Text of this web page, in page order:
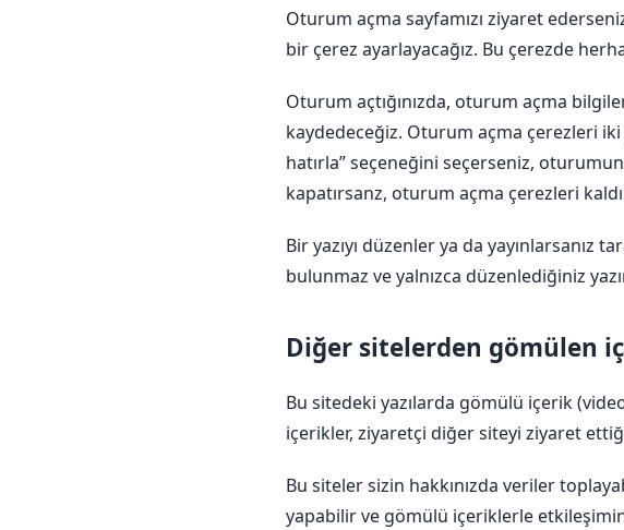
Oturum açma sayfamızı ziyaret
bir çerez ayarlayacağız. Bu çerezde
Oturum açtığınızda, oturum açma
kaydedeceğiz. Oturum açma çerezleri
hatırla” seçeneğini seçerseniz,
kapatırsanz, oturum açma çerezleri
Bir yazıyı düzenler ya da yayınlarsanız
bulunmaz ve yalnızca düzenlediğiniz
Diğer sitelerden gömülen
Bu sitedeki yazılarda gömülü içerik
içerikler, ziyaretçi diğer siteyi ziyaret
Bu siteler sizin hakkınızda veriler
yapabilir ve gömülü içeriklerle